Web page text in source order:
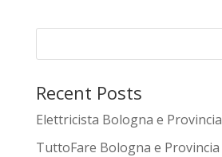
Recent Posts
Elettricista Bologna e Provincia
TuttoFare Bologna e Provincia